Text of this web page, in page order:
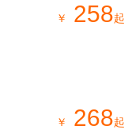
￥ 258起
￥ 268起